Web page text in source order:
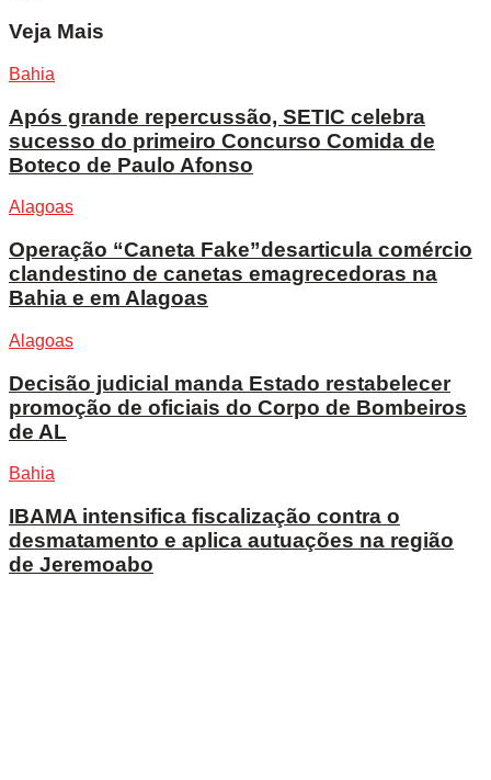
Veja Mais
Bahia
Após grande repercussão, SETIC celebra
sucesso do primeiro Concurso Comida de
Boteco de Paulo Afonso
Alagoas
Operação “Caneta Fake”desarticula comércio
clandestino de canetas emagrecedoras na
Bahia e em Alagoas
Alagoas
Decisão judicial manda Estado restabelecer
promoção de oficiais do Corpo de Bombeiros
de AL
Bahia
IBAMA intensifica fiscalização contra o
desmatamento e aplica autuações na região
de Jeremoabo